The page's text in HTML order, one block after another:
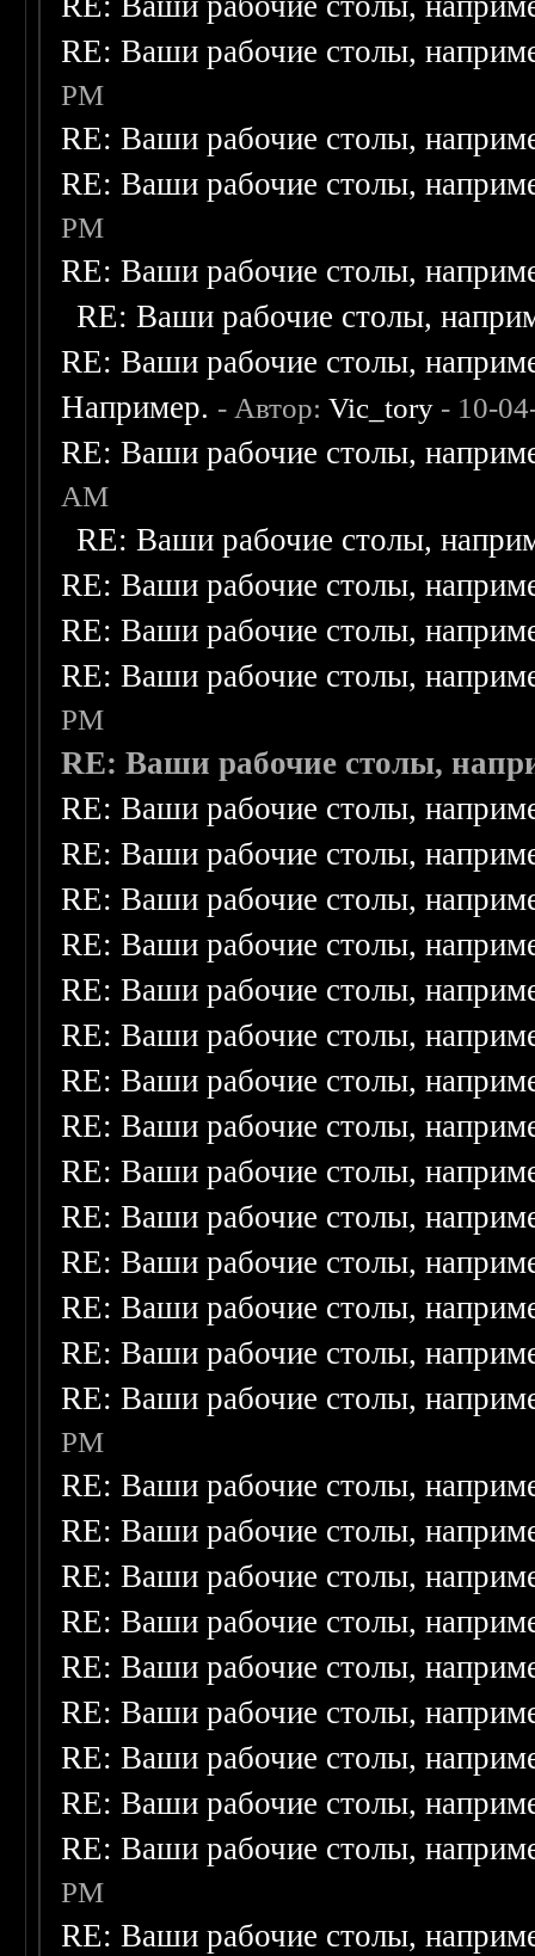
RE: Ваши рабочие столы,
PM
RE: Ваши рабочие столы,
RE: Ваши рабочие столы,
PM
RE: Ваши рабочие столы,
RE: Ваши рабочие столы,
RE: Ваши рабочие столы,
Например. - Автор:Vic_tory - 10-
RE: Ваши рабочие столы,
AM
RE: Ваши рабочие столы,
RE: Ваши рабочие столы,
RE: Ваши рабочие столы,
RE: Ваши рабочие столы,
PM
RE: Ваши рабочие столы,
RE: Ваши рабочие столы,
RE: Ваши рабочие столы,
RE: Ваши рабочие столы,
RE: Ваши рабочие столы,
RE: Ваши рабочие столы,
RE: Ваши рабочие столы,
RE: Ваши рабочие столы,
RE: Ваши рабочие столы,
RE: Ваши рабочие столы,
RE: Ваши рабочие столы,
RE: Ваши рабочие столы,
RE: Ваши рабочие столы,
RE: Ваши рабочие столы,
RE: Ваши рабочие столы,
PM
RE: Ваши рабочие столы,
RE: Ваши рабочие столы,
RE: Ваши рабочие столы,
RE: Ваши рабочие столы,
RE: Ваши рабочие столы,
RE: Ваши рабочие столы,
RE: Ваши рабочие столы,
RE: Ваши рабочие столы,
RE: Ваши рабочие столы,
PM
RE: Ваши рабочие столы,